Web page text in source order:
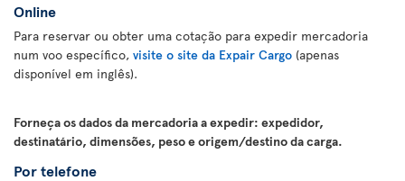
Online
Para reservar ou obter uma cotação para expedir mercadoria
num voo específico, visite o site da Expair Cargo (apenas
disponível em inglês).
Forneça os dados da mercadoria a expedir: expedidor,
destinatário, dimensões, peso e origem/destino da carga.
Por telefone